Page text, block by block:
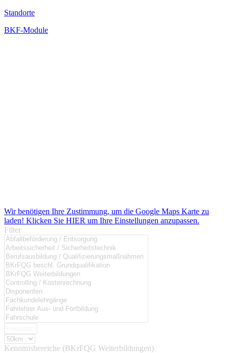
Standorte
BKF-Module
Wir benötigen Ihre Zustimmung, um die Google Maps Karte zu
laden! Klicken Sie HIER um Ihre Einstellungen anzupassen.
Filter
Kenntnisbereiche (BKrFQG Weiterbildungen)